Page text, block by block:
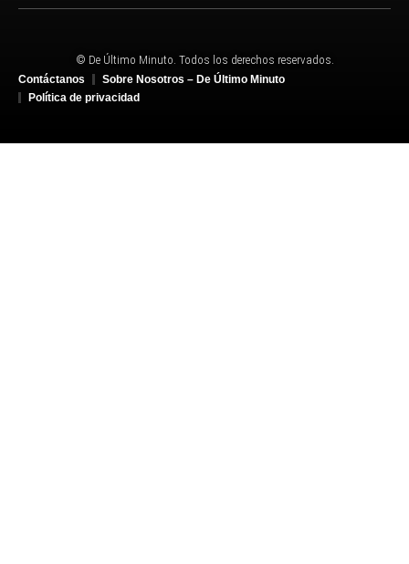
© De Último Minuto. Todos los derechos reservados.
Contáctanos
Sobre Nosotros – De Último Minuto
Política de privacidad